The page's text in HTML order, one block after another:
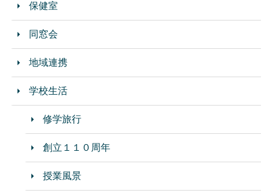
保健室
同窓会
地域連携
学校生活
修学旅行
創立１１０周年
授業風景